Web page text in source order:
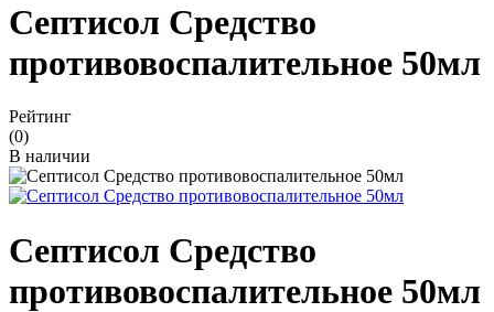
Септисол Средство
противовоспалительное 50мл
Рейтинг
(0)
В наличии
Септисол Средство
противовоспалительное 50мл